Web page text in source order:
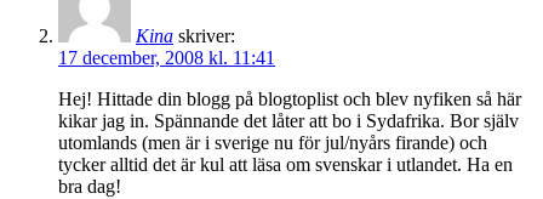
Kina skriver:
17 december, 2008 kl. 11:41
Hej! Hittade din blogg på blogtoplist och blev nyfiken så här
kikar jag in. Spännande det låter att bo i Sydafrika. Bor själv
utomlands (men är i sverige nu för jul/nyårs firande) och
tycker alltid det är kul att läsa om svenskar i utlandet. Ha en
bra dag!